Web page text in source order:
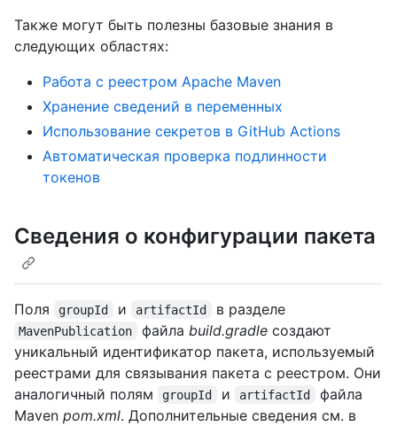
Также могут быть полезны базовые знания в
следующих областях:
Работа с реестром Apache Maven
Хранение сведений в переменных
Использование секретов в GitHub Actions
Автоматическая проверка подлинности
токенов
Сведения о конфигурации пакета
Поля groupId и artifactId в разделе
MavenPublication файла build.gradleсоздают
уникальный идентификатор пакета, используемый
реестрами для связывания пакета с реестром. Они
аналогичный полям
groupId и artifactId
файла
Maven pom.xml. Дополнительные сведения см. в